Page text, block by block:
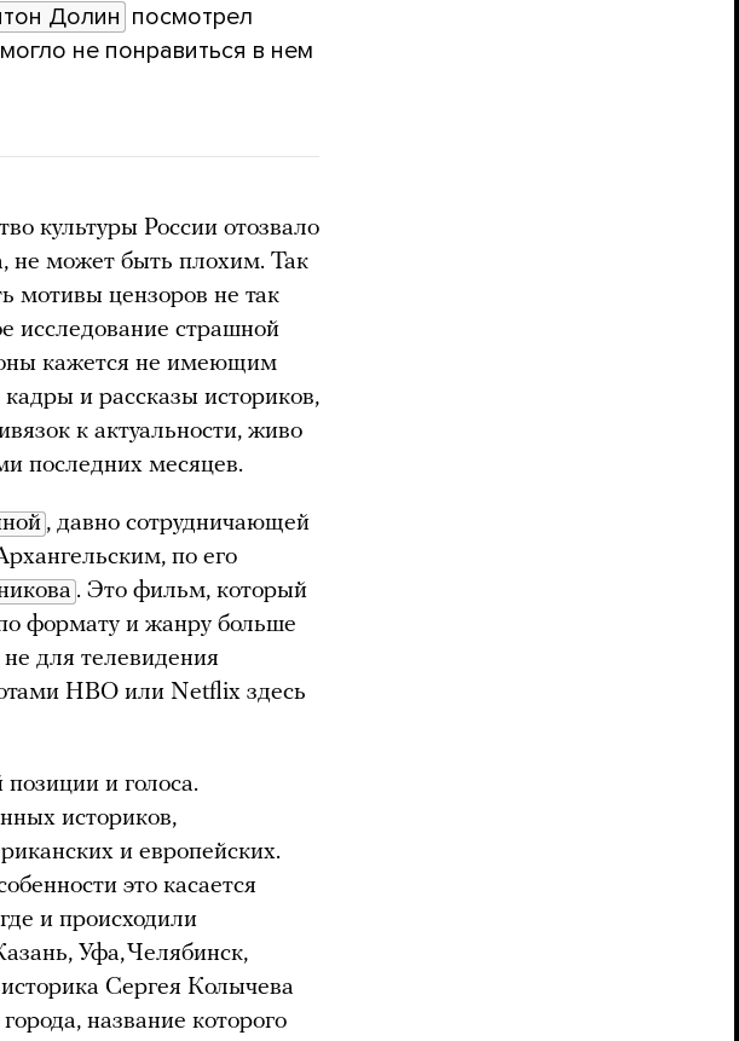
Долин посмотрел
не понравиться в нем
культуры России отозвало
не может быть плохим. Так
мотивы цензоров не так
исследование страшной
кажется не имеющим
и рассказы историков,
к актуальности, живо
последних месяцев.
, давно сотрудничающей
по его
. Это фильм, который
формату и жанру больше
для телевидения
HBO или Netflix здесь
и голоса.
историков,
и европейских.
это касается
и происходили
Уфа, Челябинск,
Сергея Колычева
название которого